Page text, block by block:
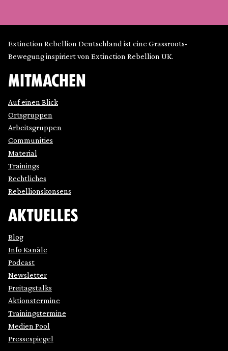
Extinction Rebellion Deutschland ist eine Grassroots-
Bewegung inspiriert von Extinction Rebellion UK.
MITMACHEN
Auf einen Blick
Ortsgruppen
Arbeitsgruppen
Communities
Material
Trainings
Rechtliches
Rebellionskonsens
AKTUELLES
Blog
Info Kanäle
Podcast
Newsletter
Freitagstalks
Aktionstermine
Trainingstermine
Medien Pool
Pressespiegel